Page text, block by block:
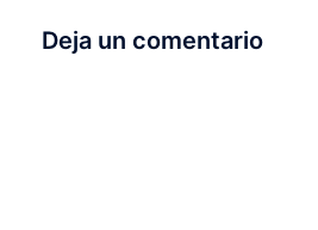
Deja un comentario